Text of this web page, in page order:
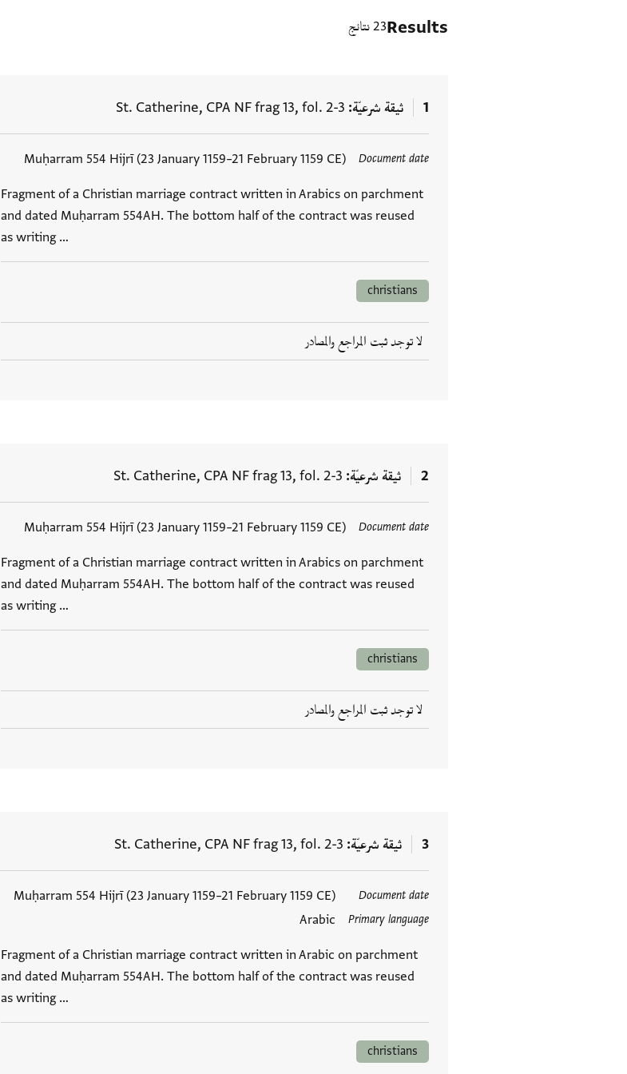
Results23 نتائج
1 ثيقة شرعيّة St. Catherine, CPA NF frag 13, fol. 2-3
Document date
Muḥarram 554 Hijrī (23 January 1159–21 February 1159 CE)
Fragment of a Christian marriage contract written in Arabics on parchment
and dated Muḥarram 554AH. The bottom half of the contract was reused
as writing …
العلامات
christians
لا توجد ثبت المراجع والمصادر
2 ثيقة شرعيّة St. Catherine, CPA NF frag 13, fol. 2-3
Document date
Muḥarram 554 Hijrī (23 January 1159–21 February 1159 CE)
Fragment of a Christian marriage contract written in Arabics on parchment
and dated Muḥarram 554AH. The bottom half of the contract was reused
as writing …
العلامات
christians
لا توجد ثبت المراجع والمصادر
3 ثيقة شرعيّة St. Catherine, CPA NF frag 13, fol. 2-3
Document date
Muḥarram 554 Hijrī (23 January 1159–21 February 1159 CE)
Primary language
Arabic
Fragment of a Christian marriage contract written in Arabic on parchment
and dated Muḥarram 554AH. The bottom half of the contract was reused
as writing …
العلامات
christians